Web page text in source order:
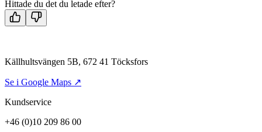
Hittade du det du letade efter?
Källhultsvängen 5B, 672 41 Töcksfors
Se i Google Maps ↗
Kundservice
+46 (0)10 209 86 00